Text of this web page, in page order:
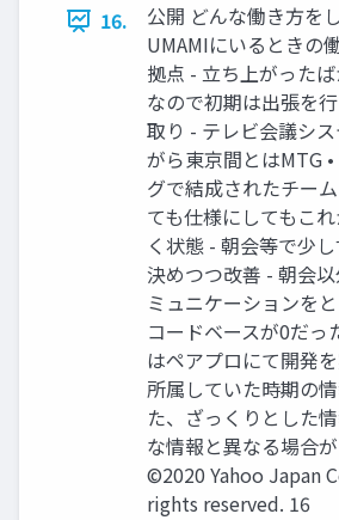
16.
公開 どんな働き⽅を
UMAMIにいるときの
拠点 - ⽴ち上がった
なので初期は出張を
取り - テレビ会議シ
がら東京間とはMTG
グで結成されたチー
ても仕様にしてもこ
く状態 - 朝会等で少
決めつつ改善 - 朝会
ミュニケーションを
コードベースが0だっ
はペアプロにて開発
所属していた時期の
た、ざっくりとした
な情報と異なる場合が
©2020 Yahoo Japan
rights reserved. 16